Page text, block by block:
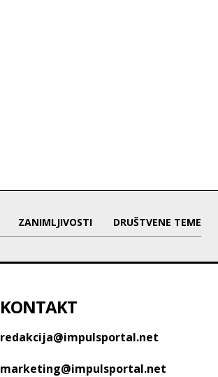
ZANIMLJIVOSTI DRUŠTVENE TEME
KONTAKT
redakcija@impulsportal.net
marketing@impulsportal.net